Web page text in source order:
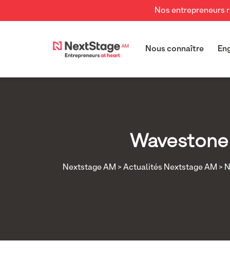
Nos entrepreneurs
Nous connaître
Nextstage AM > Actualités Nextstage AM >